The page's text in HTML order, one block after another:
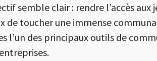
semble clair : rendre l’accès
de toucher une immense
l’un des principaux outils de